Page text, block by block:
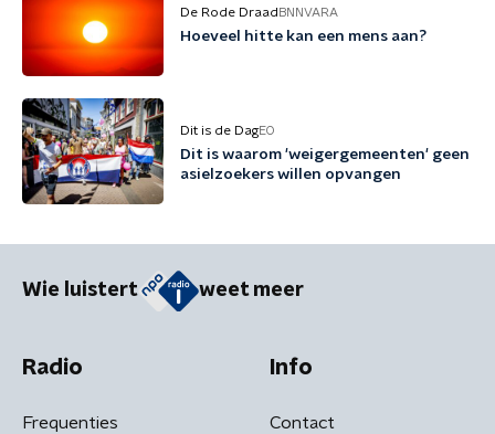
De Rode Draad BNNVARA
Hoeveel hitte kan een mens aan?
Dit is de DagEO
Dit is waarom 'weigergemeenten' geen
asielzoekers willen opvangen
Wie luistert weet meer
Radio
Frequenties
Info
Contact